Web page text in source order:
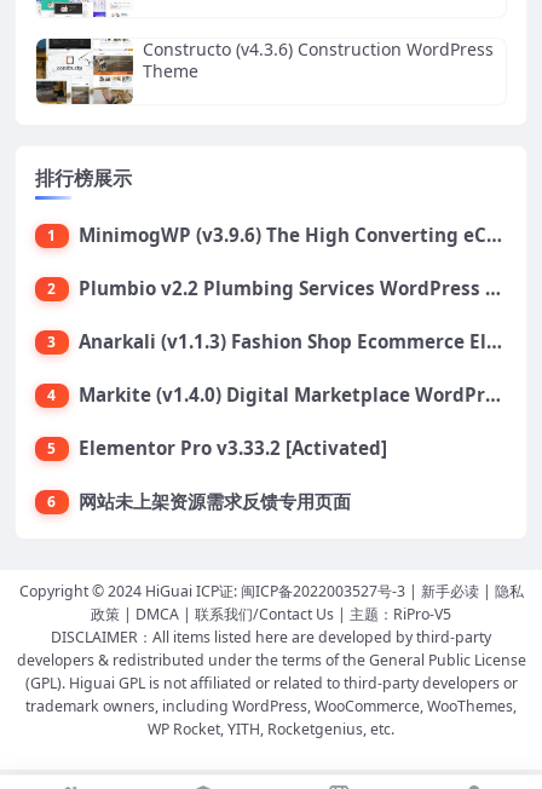
Constructo (v4.3.6) Construction WordPress
Theme
排行榜展示
1 MinimogWP (v3.9.6) The High Converting eCommerce WordPress Theme
2 Plumbio v2.2 Plumbing Services WordPress Theme
3 Anarkali (v1.1.3) Fashion Shop Ecommerce Elementor Theme
4 Markite (v1.4.0) Digital Marketplace WordPress Theme
5 Elementor Pro v3.33.2 [Activated]
6 网站未上架资源需求反馈专用页面
Copyright © 2024 HiGuai ICP证: 闽ICP备2022003527号-3| 新手必读| 隐私
政策 | DMCA | 联系我们/Contact Us | 主题： RiPro-V5
DISCLAIMER：All items listed here are developed by third-party
developers & redistributed under the terms of the General Public License
(GPL). Higuai GPL is not affiliated or related to third-party developers or
trademark owners, including WordPress, WooCommerce, WooThemes,
WP Rocket, YITH, Rocketgenius, etc.